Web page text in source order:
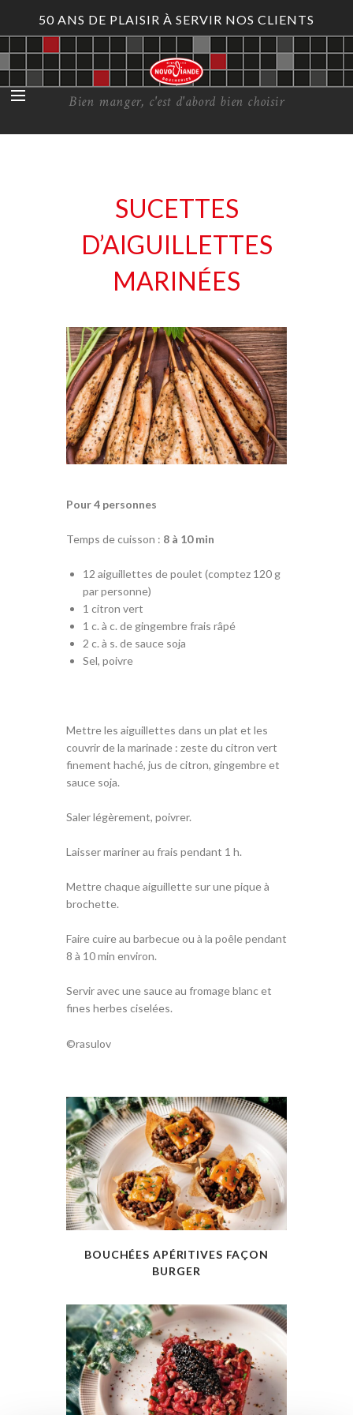
50 ANS DE PLAISIR À SERVIR NOS CLIENTS
Bien manger, c'est d'abord bien choisir
SUCETTES
D’AIGUILLETTES
MARINÉES
Pour 4 personnes
Temps de cuisson : 8 à 10 min
12 aiguillettes de poulet (comptez 120 g
par personne)
1 citron vert
1 c. à c. de gingembre frais râpé
2 c. à s. de sauce soja
Sel, poivre
Mettre les aiguillettes dans un plat et les
couvrir de la marinade : zeste du citron vert
finement haché, jus de citron, gingembre et
sauce soja.
Saler légèrement, poivrer.
Laisser mariner au frais pendant 1 h.
Mettre chaque aiguillette sur une pique à
brochette.
Faire cuire au barbecue ou à la poêle pendant
8 à 10 min environ.
Servir avec une sauce au fromage blanc et
fines herbes ciselées.
©rasulov
BOUCHÉES APÉRITIVES FAÇON
BURGER